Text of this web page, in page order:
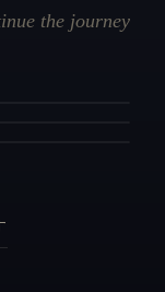
the journey
、暗闇の中
が、強大な